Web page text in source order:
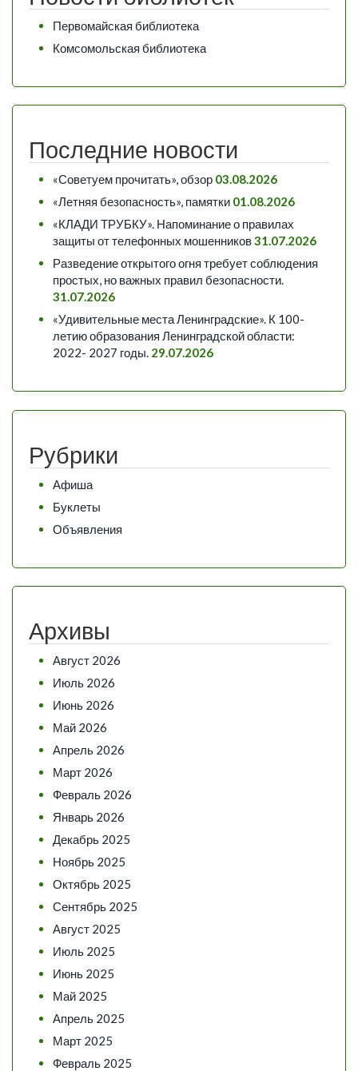
Первомайская библиотека
Комсомольская библиотека
Последние новости
«Советуем прочитать», обзор 03.08.2026
«Летняя безопасность», памятки 01.08.2026
«КЛАДИ ТРУБКУ». Напоминание о правилах
защиты от телефонных мошенников31.07.2026
Разведение открытого огня требует соблюдения
простых, но важных правил безопасности.
31.07.2026
«Удивительные места Ленинградские». К 100-
летию образования Ленинградской области:
2022- 2027 годы. 29.07.2026
Рубрики
Афиша
Буклеты
Объявления
Архивы
Август 2026
Июль 2026
Июнь 2026
Май 2026
Апрель 2026
Март 2026
Февраль 2026
Январь 2026
Декабрь 2025
Ноябрь 2025
Октябрь 2025
Сентябрь 2025
Август 2025
Июль 2025
Июнь 2025
Май 2025
Апрель 2025
Март 2025
Февраль 2025